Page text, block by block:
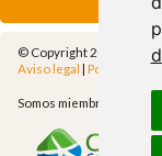
© Copyright 2014 -
Aviso legal | Política de
Somos miembros de